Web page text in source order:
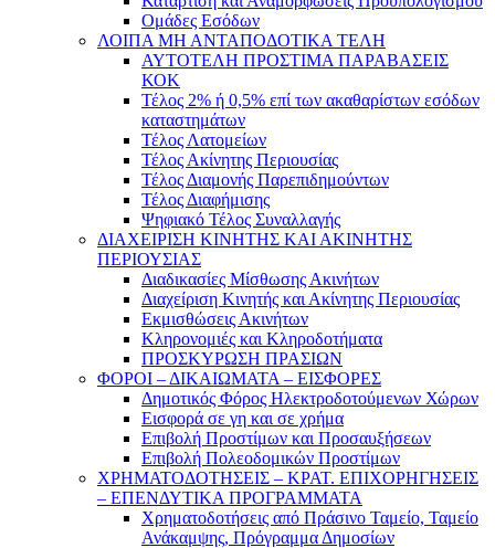
Ομάδες Εσόδων
ΛΟΙΠΑ ΜΗ ΑΝΤΑΠΟΔΟΤΙΚΑ ΤΕΛΗ
ΑΥΤΟΤΕΛΗ ΠΡΟΣΤΙΜΑ ΠΑΡΑΒΑΣΕΙΣ
ΚΟΚ
Τέλος 2% ή 0,5% επί των ακαθαρίστων εσόδων
καταστημάτων
Τέλος Λατομείων
Τέλος Ακίνητης Περιουσίας
Τέλος Διαμονής Παρεπιδημούντων
Τέλος Διαφήμισης
Ψηφιακό Τέλος Συναλλαγής
ΔΙΑΧΕΙΡΙΣΗ ΚΙΝΗΤΗΣ ΚΑΙ ΑΚΙΝΗΤΗΣ
ΠΕΡΙΟΥΣΙΑΣ
Διαδικασίες Μίσθωσης Ακινήτων
Διαχείριση Κινητής και Ακίνητης Περιουσίας
Εκμισθώσεις Ακινήτων
Κληρονομιές και Κληροδοτήματα
ΠΡΟΣΚΥΡΩΣΗ ΠΡΑΣΙΩΝ
ΦΟΡΟΙ – ΔΙΚΑΙΩΜΑΤΑ – ΕΙΣΦΟΡΕΣ
Δημοτικός Φόρος Ηλεκτροδοτούμενων Χώρων
Εισφορά σε γη και σε χρήμα
Επιβολή Προστίμων και Προσαυξήσεων
Επιβολή Πολεοδομικών Προστίμων
ΧΡΗΜΑΤΟΔΟΤΗΣΕΙΣ – ΚΡΑΤ. ΕΠΙΧΟΡΗΓΗΣΕΙΣ
– ΕΠΕΝΔΥΤΙΚΑ ΠΡΟΓΡΑΜΜΑΤΑ
Χρηματοδοτήσεις από Πράσινο Ταμείο, Ταμείο
Ανάκαμψης, Πρόγραμμα Δημοσίων